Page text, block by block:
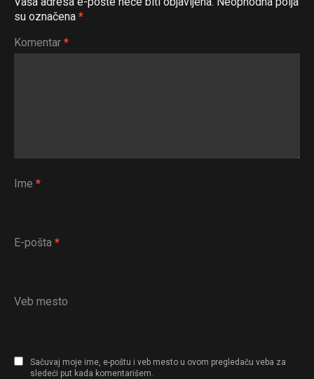
su označena *
Komentar *
Ime *
E-pošta *
Veb mesto
Sačuvaj moje ime, e-poštu i veb mesto u ovom pregledaču veba za
sledeći put kada komentarišem.